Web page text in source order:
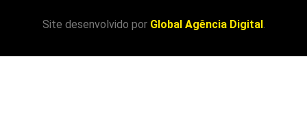
Site desenvolvido por Global Agência Digital.